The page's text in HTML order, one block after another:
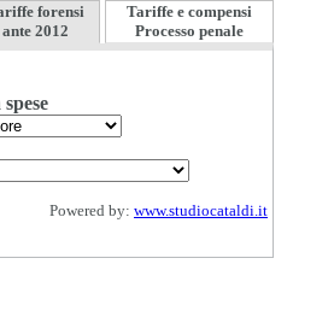
forensi
ante 2012
Tariffe e compensi
Processo penale
Powered by: www.studiocataldi.it